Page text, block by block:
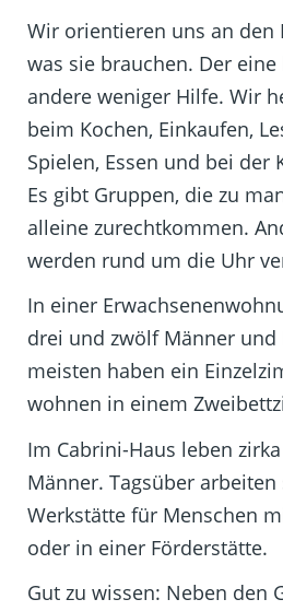
Wir orientieren uns an den
was sie brauchen. Der
andere weniger Hilfe. Wir
beim Kochen, Einkaufen,
Spielen, Essen und bei der
Es gibt Gruppen, die zu
alleine zurechtkommen.
werden rund um die Uhr
In einer
drei und zwölf Männer und
meisten haben ein
wohnen in einem
Im Cabrini-Haus leben
Männer. Tagsüber
Werkstätte für Menschen
oder in einer Förderstätte.
Gut zu wissen: Neben den